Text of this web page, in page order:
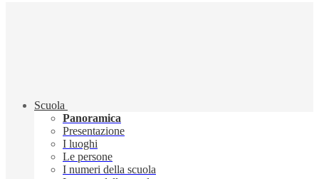
Scuola
Panoramica
Presentazione
I luoghi
Le persone
I numeri della scuola